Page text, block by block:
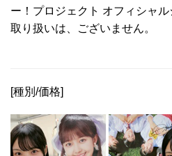
ー！プロジェクト オフィシャ
取り扱いは、ございません。
[種別/価格]